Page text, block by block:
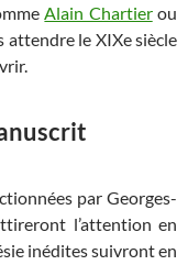
Alain Chartierou
le XIXe siècle
par Georges-
l’attention en
inédites suivront en